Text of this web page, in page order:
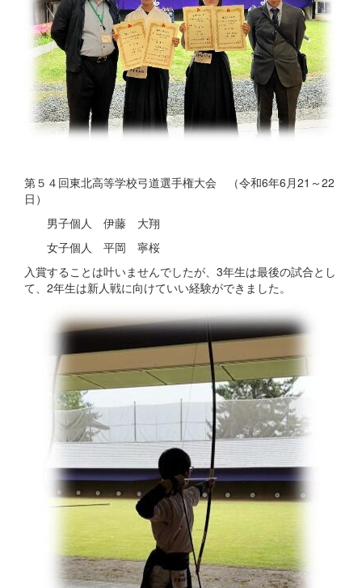
第５４回東北高等学校弓道選手権大会 （令和6年6月21～22
日）
男子個人 伊藤 大翔
女子個人 平岡 寧桜
入賞することは叶いませんでしたが、3年生は最後の試合とし
て、2年生は新人戦に向けていい経験ができました。